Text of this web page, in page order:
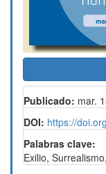
Publicado: mar.
DOI: https://
Palabras clave:
Exilio,